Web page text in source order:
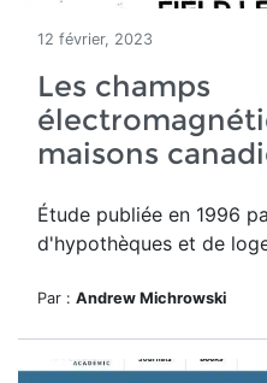
12 février, 2023
Les champs
maisons
Étude publiée en 1996
d'hypothèques et de
Par : Andrew Michrowski